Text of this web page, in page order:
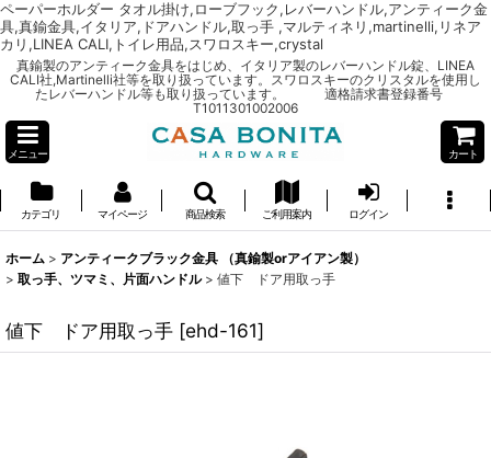
ペーパーホルダー タオル掛け,ローブフック,レバーハンドル,アンティーク金
具,真鍮金具,イタリア,ドアハンドル,取っ手 ,マルティネリ,martinelli,リネア
カリ,LINEA CALI,トイレ用品,スワロスキー,crystal
真鍮製のアンティーク金具をはじめ、イタリア製のレバーハンドル錠、LINEA
CALI社,Martinelli社等を取り扱っています。スワロスキーのクリスタルを使用し
たレバーハンドル等も取り扱っています。 適格請求書登録番号
T1011301002006
メニュー カート
カテゴリ マイページ 商品検索 ご利用案内 ログイン
ホーム > アンティークブラック金具 （真鍮製orアイアン製）
> 取っ手、ツマミ、片面ハンドル > 値下 ドア用取っ手
値下 ドア用取っ手 [ehd-161]